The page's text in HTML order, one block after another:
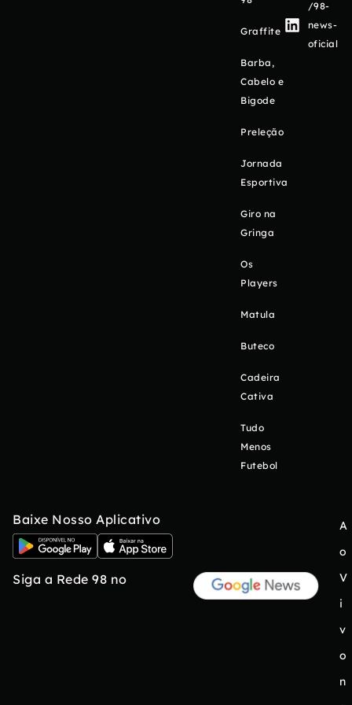
Graffite
Barba,
Cabelo e
Bigode
Preleção
Jornada
Esportiva
Giro na
Gringa
Os
Players
Matula
Buteco
Cadeira
Cativa
Tudo
Menos
Futebol
/98-
news-
oficial
Baixe Nosso Aplicativo
Siga a Rede 98 no
A
o
V
i
v
o
n